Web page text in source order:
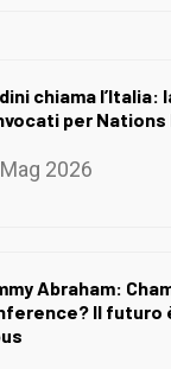
chiama l’Italia:
per Nations
2026
Abraham:
Il futuro